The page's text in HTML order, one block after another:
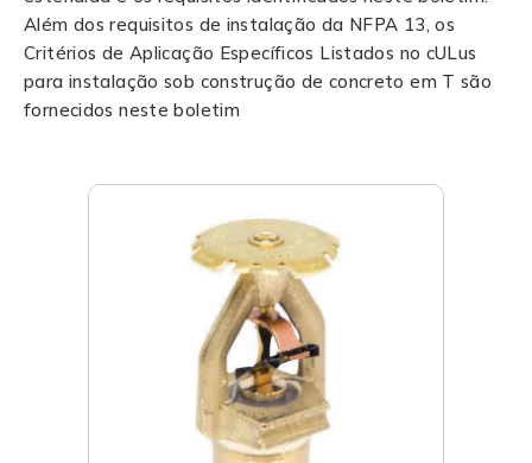
Além dos requisitos de instalação da NFPA 13, os
Critérios de Aplicação Específicos Listados no cULus
para instalação sob construção de concreto em T são
fornecidos neste boletim